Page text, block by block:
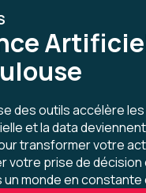
des outils accélère
et la data
transformer votre
votre prise de
monde en constante
très correcte, bien